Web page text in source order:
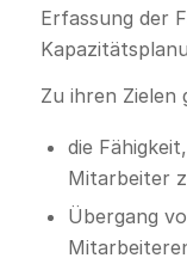
Erfassung der
Zu ihren Zielen
die
Mitarbeiter
Übergang